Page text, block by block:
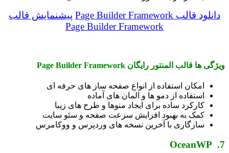
دانلود قالب Page Builder Framework
پیشنمایش قالب
Page Builder Framework
ویژگی ها قالب المنتور رایگان Page Builder Framework
امکان استفاده از انواع صفحه ساز های حرفه ای
استفاده از دمو ها و المان های آماده
کارکرد ساده برای ایجاد منوها و طرح های زیبا
کمک به بهبود افزایش سرعت صفحه و سئو سایت
سازگاری با آخرین نسخه های وردپرس و ووکامرس
7. OceanWP